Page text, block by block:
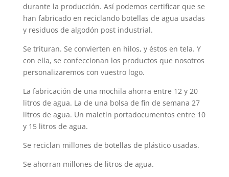
durante la producción. Así podemos certificar que se
han fabricado en reciclando botellas de agua usadas
y residuos de algodón post industrial.
Se trituran. Se convierten en hilos, y éstos en tela. Y
con ella, se confeccionan los productos que nosotros
personalizaremos con vuestro logo.
La fabricación de una mochila ahorra entre 12 y 20
litros de agua. La de una bolsa de fin de semana 27
litros de agua. Un maletín portadocumentos entre 10
y 15 litros de agua.
Se reciclan millones de botellas de plástico usadas.
Se ahorran millones de litros de agua.